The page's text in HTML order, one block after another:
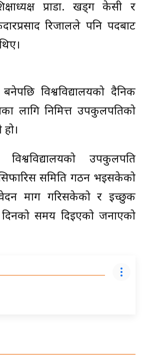
प्राडा. खड्ग केसी र
रिजालले पनि पदबाट
बनेपछि विश्वविद्यालयको दैनिक
लागि निमित्त उपकुलपतिको
विश्वविद्यालयको उपकुलपति
समिति गठन भइसकेको
माग गरिसकेको र इच्छुक
दिनको समय दिइएको जनाएको